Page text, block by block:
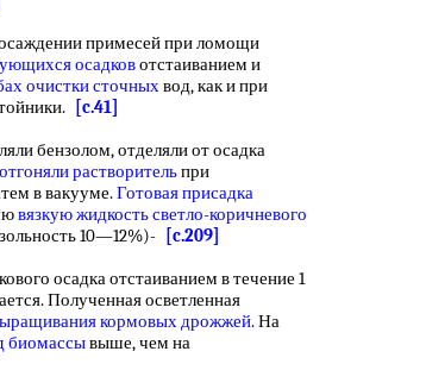
примесей при ломощи
осадковотстаиванием и
очистки сточныхвод, как и при
[c.41]
бензолом, отделяли от осадка
отгоняли растворительпри
в вакууме.Готовая присадка
вязкую жидкостьсветло-коричневого
10—12%)-
[c.209]
осадка отстаиванием в течение 1
Полученная осветленная
кормовых дрожжей. На
биомассывыше, чем на